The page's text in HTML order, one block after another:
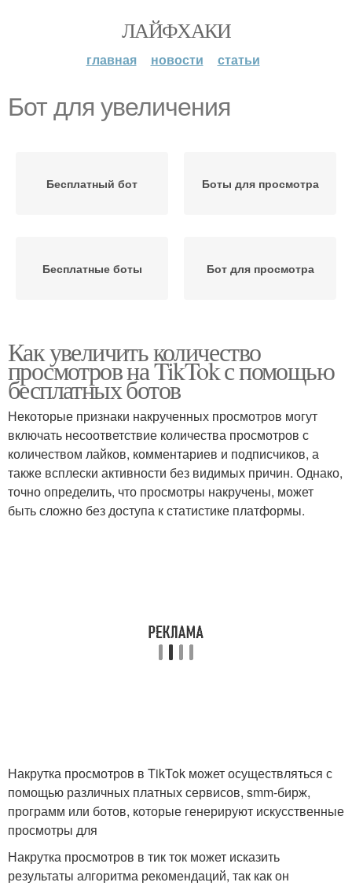
ЛАЙФХАКИ
главная новости статьи
Бот для увеличения
Бесплатный бот Боты для просмотра
Бесплатные боты Бот для просмотра
Как увеличить количество
просмотров на TikTok с помощью
бесплатных ботов
Некоторые признаки накрученных просмотров могут
включать несоответствие количества просмотров с
количеством лайков, комментариев и подписчиков, а
также всплески активности без видимых причин. Однако,
точно определить, что просмотры накручены, может
быть сложно без доступа к статистике платформы.
Накрутка просмотров в TikTok может осуществляться с
помощью различных платных сервисов, smm-бирж,
программ или ботов, которые генерируют искусственные
просмотры для
Накрутка просмотров в тик ток может исказить
результаты алгоритма рекомендаций, так как он